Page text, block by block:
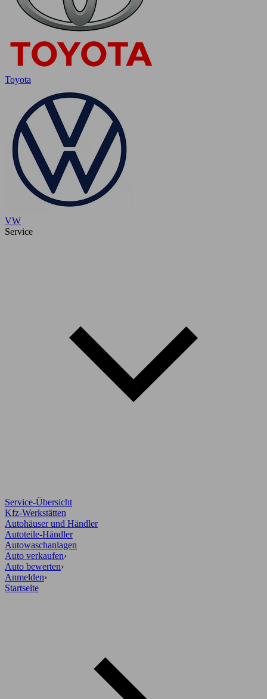
Toyota
VW
Service
Service-Übersicht
Kfz-Werkstätten
Autohäuser und Händler
Autoteile-Händler
Autowaschanlagen
Auto verkaufen›
Auto bewerten›
Anmelden›
Startseite